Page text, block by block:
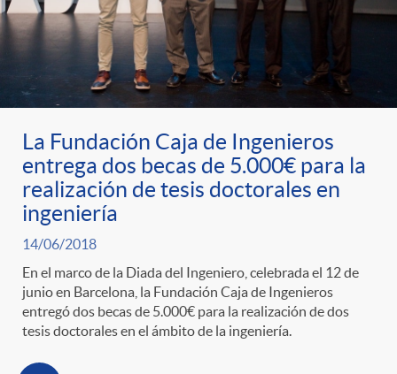
La Fundación Caja de Ingenieros
entrega dos becas de 5.000€ para la
realización de tesis doctorales en
ingeniería
14/06/2018
En el marco de la Diada del Ingeniero, celebrada el 12 de
junio en Barcelona, la Fundación Caja de Ingenieros
entregó dos becas de 5.000€ para la realización de dos
tesis doctorales en el ámbito de la ingeniería.